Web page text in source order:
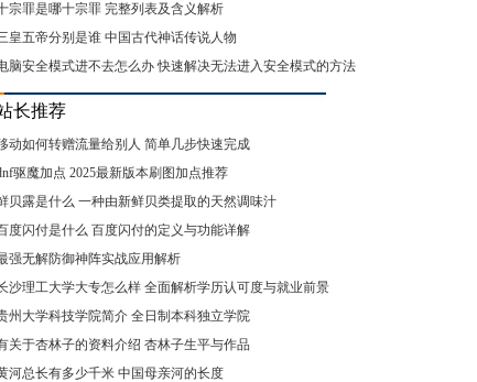
宗罪是哪十宗罪 完整列表及含义解析
皇五帝分别是谁 中国古代神话传说人物
脑安全模式进不去怎么办 快速解决无法进入安全模式的方法
长推荐
动如何转赠流量给别人 简单几步快速完成
驱魔加点 2025最新版本刷图加点推荐
贝露是什么 一种由新鲜贝类提取的天然调味汁
度闪付是什么 百度闪付的定义与功能详解
强无解防御神阵实战应用解析
沙理工大学大专怎么样 全面解析学历认可度与就业前景
州大学科技学院简介 全日制本科独立学院
关于杏林子的资料介绍 杏林子生平与作品
河总长有多少千米 中国母亲河的长度